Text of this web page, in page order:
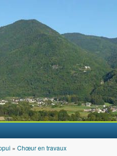
» Chœur en travaux